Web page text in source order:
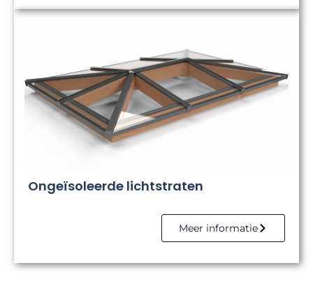
Ongeïsoleerde lichtstraten
Meer informatie